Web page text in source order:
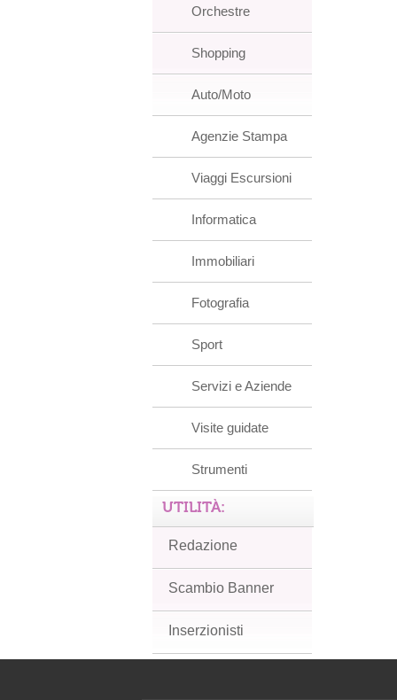
Orchestre
Shopping
Auto/Moto
Agenzie Stampa
Viaggi Escursioni
Informatica
Immobiliari
Fotografia
Sport
Servizi e Aziende
Visite guidate
Strumenti
UTILITÀ:
Redazione
Scambio Banner
Inserzionisti